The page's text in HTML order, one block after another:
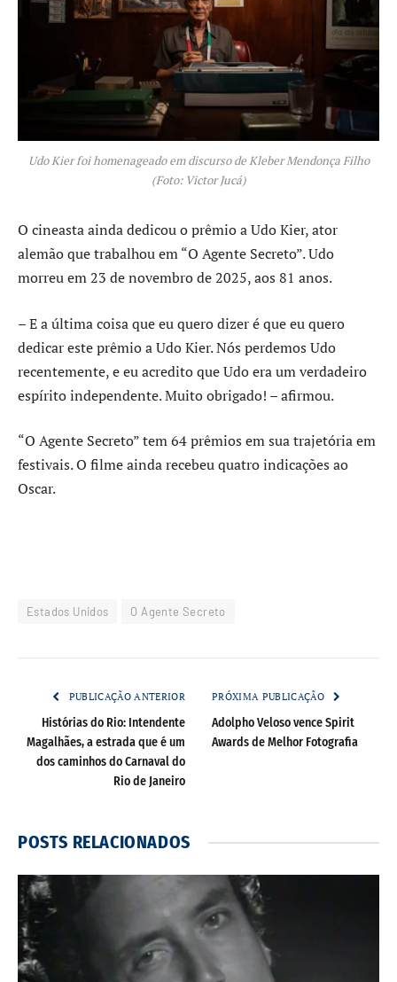
Udo Kier foi homenageado em discurso de Kleber Mendonça Filho
(Foto: Victor Jucá)
O cineasta ainda dedicou o prêmio a Udo Kier, ator
alemão que trabalhou em “O Agente Secreto”. Udo
morreu em 23 de novembro de 2025, aos 81 anos.
– E a última coisa que eu quero dizer é que eu quero
dedicar este prêmio a Udo Kier. Nós perdemos Udo
recentemente, e eu acredito que Udo era um verdadeiro
espírito independente. Muito obrigado! – afirmou.
“O Agente Secreto” tem 64 prêmios em sua trajetória em
festivais. O filme ainda recebeu quatro indicações ao
Oscar.
Estados Unidos O Agente Secreto
PUBLICAÇÃO ANTERIOR
Histórias do Rio: Intendente
Magalhães, a estrada que é um
dos caminhos do Carnaval do
Rio de Janeiro
PRÓXIMA PUBLICAÇÃO
Adolpho Veloso vence Spirit
Awards de Melhor Fotografia
POSTS RELACIONADOS